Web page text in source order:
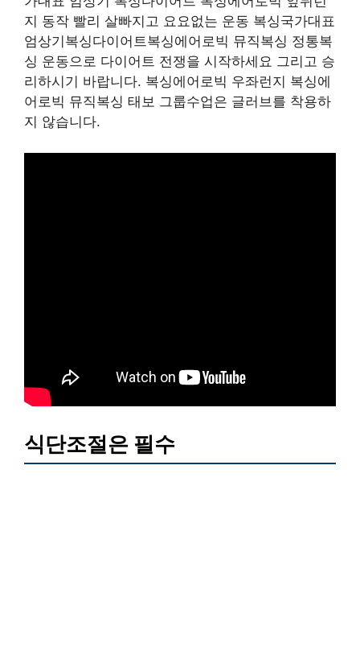
지 동작 빨리 살빠지고 요요없는 운동 복싱국가대표
엄상기복싱다이어트복싱에어로빅 뮤직복싱 정통복
싱 운동으로 다이어트 전쟁을 시작하세요 그리고 승
리하시기 바랍니다. 복싱에어로빅 우좌런지 복싱에
어로빅 뮤직복싱 태보 그룹수업은 글러브를 착용하
지 않습니다.
식단조절은 필수